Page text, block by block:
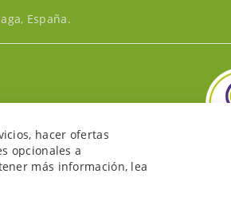
España.
hacer ofertas
opcionales a
más información, lea